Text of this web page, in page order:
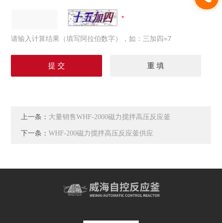
请输入计算结果（填写阿拉伯数字），如：三加四=7
上一条： 大量销售WHF-2000磁力搅拌高压反应釜
下一条：WHF-200磁力搅拌高压反应釜供应